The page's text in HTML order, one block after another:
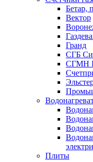
Бетар,
Вектор
Гранд
СГБ
СГМН
Плиты